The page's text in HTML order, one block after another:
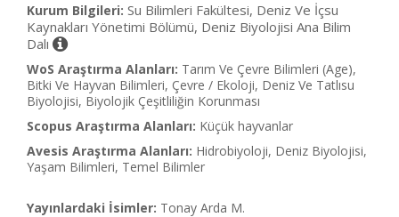
Kurum Bilgileri: Su Bilimleri Fakültesi, Deniz Ve İçsu
Kaynakları Yönetimi Bölümü, Deniz Biyolojisi Ana Bilim
Dalı
WoS Araştırma Alanları: Tarım Ve Çevre Bilimleri (Age),
Bitki Ve Hayvan Bilimleri, Çevre / Ekoloji, Deniz Ve Tatlısu
Biyolojisi, Biyolojik Çeşitliliğin Korunması
Scopus Araştırma Alanları: Küçük hayvanlar
Avesis Araştırma Alanları: Hidrobiyoloji, Deniz Biyolojisi,
Yaşam Bilimleri, Temel Bilimler
Yayınlardaki İsimler: Tonay Arda M.